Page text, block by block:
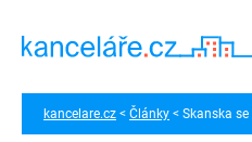
kancelare.cz Články Skanska